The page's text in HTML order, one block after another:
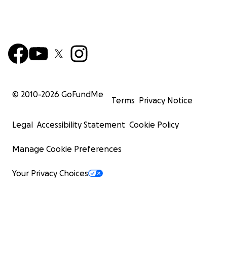
© 2010-2026 GoFundMe
Terms Privacy Notice
Legal Accessibility Statement Cookie Policy
Manage Cookie Preferences
Your Privacy Choices